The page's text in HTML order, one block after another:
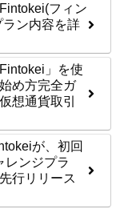
フィン
ラン内容を詳
」を使
め方完全ガ
想通貨取引
が、初回
レンジプラ
行リリース